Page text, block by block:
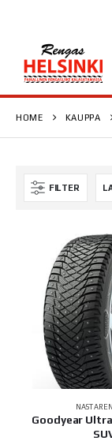
HOME KAUPPA
FILTER
Goodyear